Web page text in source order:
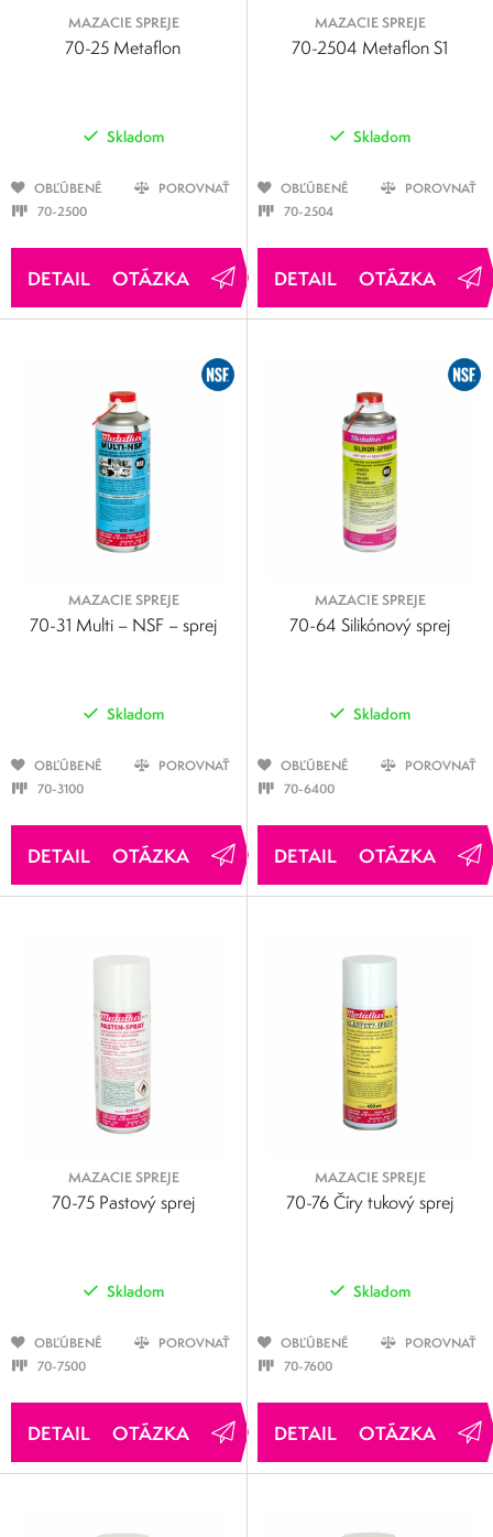
MAZACIE SPREJE
70-25 Metaflon
Skladom
OBĽÚBENÉ
POROVNAŤ
70-2500
OTÁZKA
MAZACIE SPREJE
70-2504 Metaflon S1
Skladom
OBĽÚBENÉ
POROVNAŤ
70-2504
OTÁZKA
MAZACIE SPREJE
70-31 Multi – NSF – sprej
Skladom
OBĽÚBENÉ
POROVNAŤ
70-3100
OTÁZKA
MAZACIE SPREJE
70-64 Silikónový sprej
Skladom
OBĽÚBENÉ
POROVNAŤ
70-6400
OTÁZKA
MAZACIE SPREJE
70-75 Pastový sprej
Skladom
OBĽÚBENÉ
POROVNAŤ
70-7500
OTÁZKA
MAZACIE SPREJE
70-76 Číry tukový sprej
Skladom
OBĽÚBENÉ
POROVNAŤ
70-7600
OTÁZKA